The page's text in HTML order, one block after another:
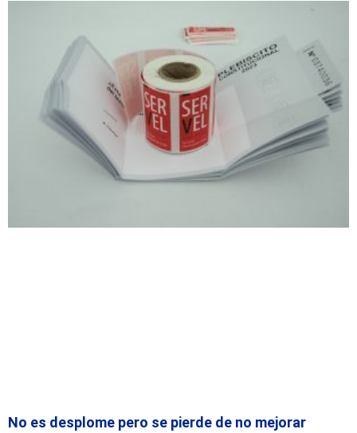
No es desplome pero se pierde de no mejorar